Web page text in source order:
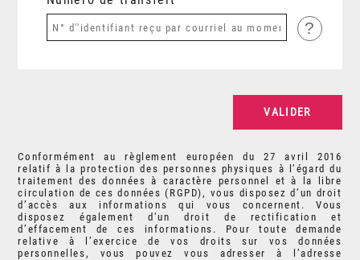
?
Conformément au règlement européen du 27 avril 2016
relatif à la protection des personnes physiques à l’égard du
traitement des données à caractère personnel et à la libre
circulation de ces données (RGPD), vous disposez d’un droit
d’accès aux informations qui vous concernent. Vous
disposez également d’un droit de rectification et
d’effacement de ces informations. Pour toute demande
relative à l’exercice de vos droits sur vos données
personnelles, vous pouvez vous adresser à l’adresse